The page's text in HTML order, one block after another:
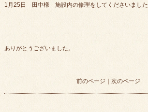
1月25日 田中様 施設内の修理をしてくださいました
ありがとうございました。
前のページ ｜ 次のページ